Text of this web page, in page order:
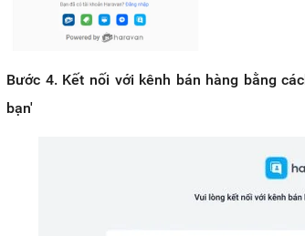
Bước 4. Kết nối với kênh bán hàng bằng
bạn'